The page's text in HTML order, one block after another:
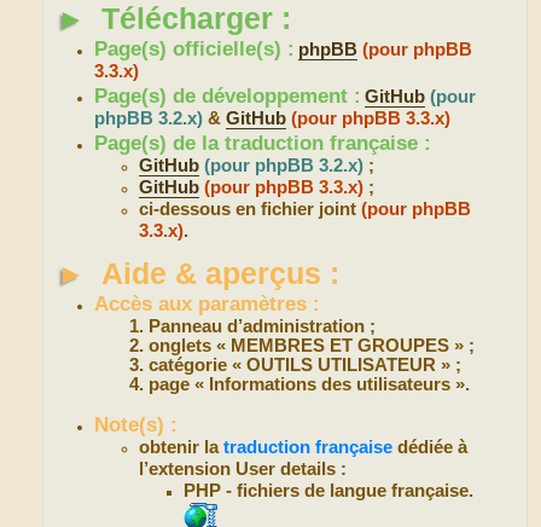
► Télécharger :
Page(s) officielle(s) : phpBB (pour phpBB
3.3.x)
Page(s) de développement : GitHub (pour
phpBB 3.2.x) &GitHub (pour phpBB 3.3.x)
Page(s) de la traduction française :
GitHub (pour phpBB 3.2.x) ;
GitHub (pour phpBB 3.3.x) ;
ci-dessous en fichier joint(pour phpBB
3.3.x).
► Aide & aperçus :
Accès aux paramètres :
Panneau d’administration ;
onglets « MEMBRES ET GROUPES » ;
catégorie « OUTILS UTILISATEUR » ;
page « Informations des utilisateurs ».
Note(s) :
obtenir latraduction française dédiée à
l’extension User details :
PHP - fichiers de langue française.